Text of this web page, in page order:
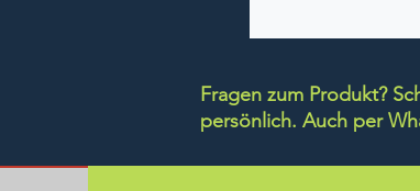
Fragen zum Produkt?
persönlich. Auch per